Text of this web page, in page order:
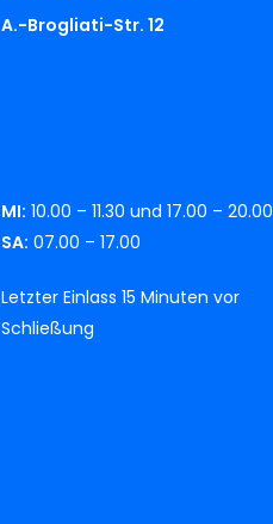
A.-Brogliati-Str. 12
MI: 10.00 – 11.30 und 17.00 – 20.00
SA: 07.00 – 17.00
Letzter Einlass 15 Minuten vor
Schließung